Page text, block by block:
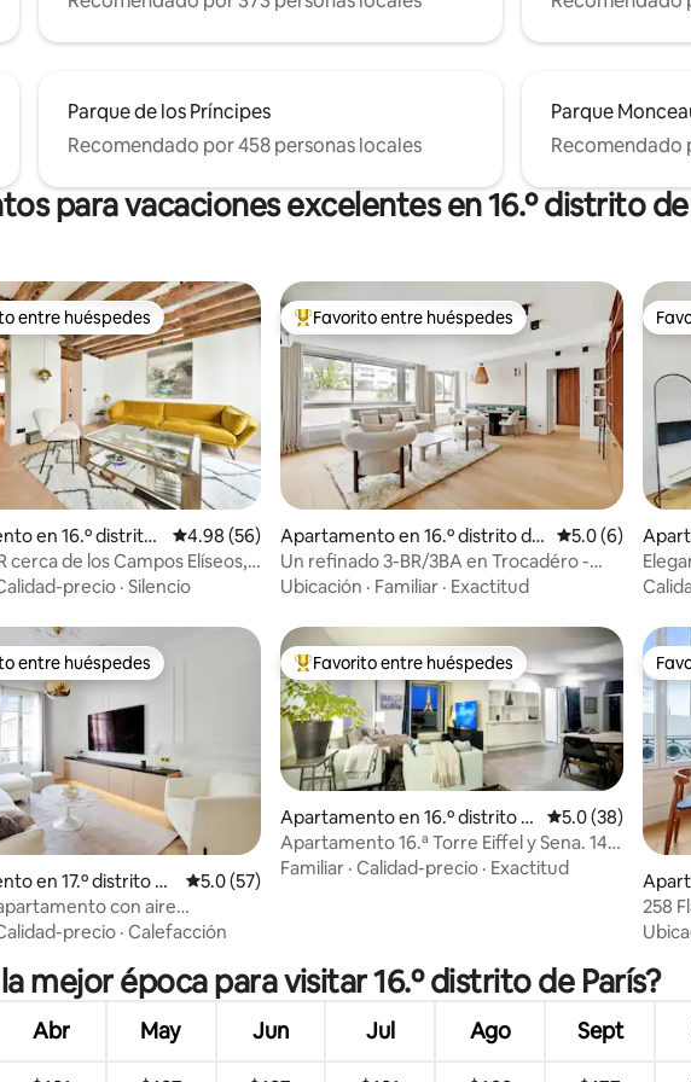
Parque de los Príncipes
Recomendado por 458 personas locales
Parque
Recomendado
para vacaciones excelentes en 16.º distrito de
de 5, 60 reseñas
huéspedes preferido
entre huéspedes
en 16.º distrito
Calificación promedio: 4.98 de 5, 56 reseñas
4.98 (56)
cerca de los Campos Elíseos,
precio · Silencio
Favorito entre huéspedes preferido
Favorito entre huéspedes
Apartamento en 16.º distrito de
París
Calificación
5.0 (6)
Un refinado 3-BR/3BA en Trocadéro -
Tour Eiffel
Ubicación · Familiar · Exactitud
de
de 5, 34 reseñas
huéspedes preferido
entre huéspedes
en 17.º distrito de
Calificación promedio: 5.0 de 5, 57 reseñas
5.0 (57)
con aire
2 dormitorios/6 personas
precio · Calefacción
Favorito entre huéspedes preferido
Favorito entre huéspedes
Apartamento en 16.º distrito d
e París
Calificación
5.0 (38)
Apartamento 16.ª Torre Eiffel y Sena. 140
m2
Familiar · Calidad-precio · Exactitud
e
258
mejor época para visitar 16.º distrito de París?
Abr May Jun Jul Ago Sept